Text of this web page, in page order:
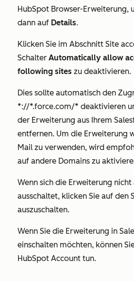
HubSpot Browser-Erweiterung,
dann auf Details.
Klicken Sie im Abschnitt Site
Schalter Automatically allow
following sites zu deaktivieren.
Dies sollte automatisch den
*://*.force.com/* deaktivieren
der Erweiterung aus Ihrem
entfernen. Um die Erweiterung
Mail zu verwenden, wird
auf andere Domains zu
Wenn sich die Erweiterung
ausschaltet, klicken Sie auf den
auszuschalten.
Wenn Sie die Erweiterung in
einschalten möchten, können
HubSpot Account tun.